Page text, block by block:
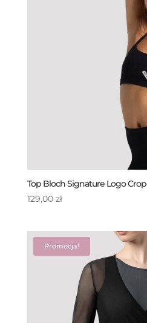
Top Bloch Signature Logo Crop
129,00 zł
Promocja!